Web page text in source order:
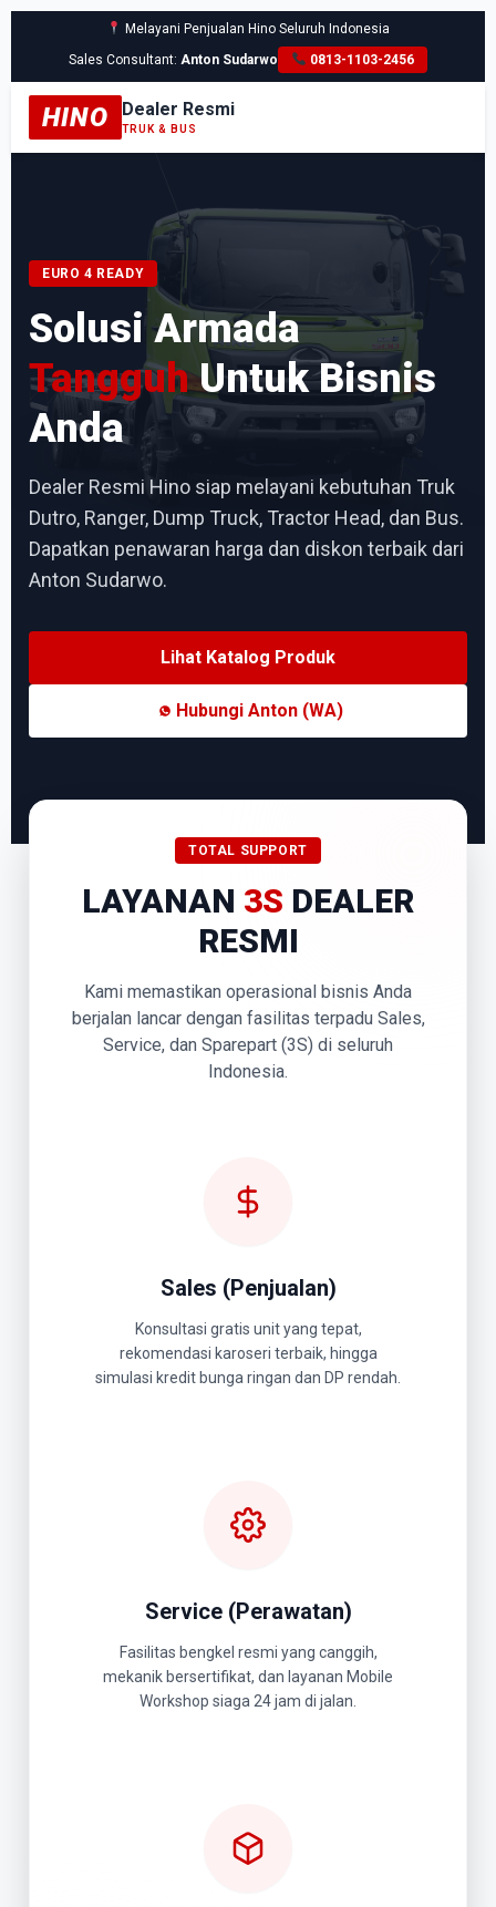
Melayani Penjualan Hino Seluruh Indonesia
Sales Consultant:Anton Sudarwo 0813-1103-2456
HINO Dealer Resmi
TRUK & BUS
EURO 4 READY
Solusi Armada
TangguhUntuk Bisnis
Anda
Dealer Resmi Hino siap melayani kebutuhan Truk
Dutro, Ranger, Dump Truck, Tractor Head, dan Bus.
Dapatkan penawaran harga dan diskon terbaik dari
Anton Sudarwo.
Lihat Katalog Produk
Hubungi Anton (WA)
TOTAL SUPPORT
LAYANAN 3S DEALER
RESMI
Kami memastikan operasional bisnis Anda
berjalan lancar dengan fasilitas terpadu Sales,
Service, dan Sparepart (3S) di seluruh
Indonesia.
Sales (Penjualan)
Konsultasi gratis unit yang tepat,
rekomendasi karoseri terbaik, hingga
simulasi kredit bunga ringan dan DP rendah.
Service (Perawatan)
Fasilitas bengkel resmi yang canggih,
mekanik bersertifikat, dan layanan Mobile
Workshop siaga 24 jam di jalan.